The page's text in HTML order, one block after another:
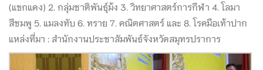
(แขกแดง) 2. กลุ่มชาติพันธุ์ม้ง 3. วิทยาศาสตร์การกีฬา 4. โลมา
สีชมพู 5. แมลงทับ 6. ทราย 7. คณิตศาสตร์ และ 8. โรคมือเท้าปาก
แหล่งที่มา : สำนักงานประชาสัมพันธ์จังหวัดสมุทรปราการ